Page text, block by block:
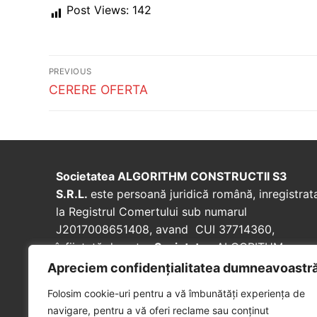
Apreciem confidențialitatea
Folosim cookie-uri pentru a vă îmbunătăți experiența de
navigare, pentru a vă oferi reclame sau conținut
Post Views: 142
Post
navigation
PREVIOUS
Previous
CERERE OFERTA
Societatea ALGORITHM CONSTRUCTII S3
S.R.L. este persoană juridică română,
la Registrul Comertului sub numarul
J2017008651408, avand CUI 37714360,
înfiinţată de catreSocietateaALGORITHM
RESIDENTIAL S3 SRL in vederea realizarii
in siguranta, reabilitarea si consolidarea